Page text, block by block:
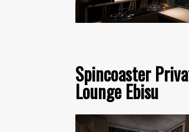
Spincoaster
Lounge Ebisu